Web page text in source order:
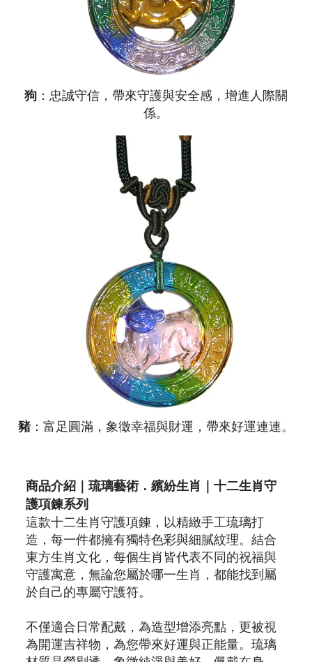
狗 ：忠誠守信，帶來守護與安全感，增進人際關
係。
豬 ：富足圓滿，象徵幸福與財運，帶來好運連連。
商品介紹｜琉璃藝術．繽紛生肖｜十二生肖守
護項鍊系列
這款十二生肖守護項鍊，以精緻手工琉璃打
造，每一件都擁有獨特色彩與細膩紋理。結合
東方生肖文化，每個生肖皆代表不同的祝福與
守護寓意，無論您屬於哪一生肖，都能找到屬
於自己的專屬守護符。
不僅適合日常配戴，為造型增添亮點，更被視
為開運吉祥物，為您帶來好運與正能量。琉璃